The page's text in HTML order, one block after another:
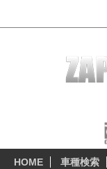
HOME 車種検索